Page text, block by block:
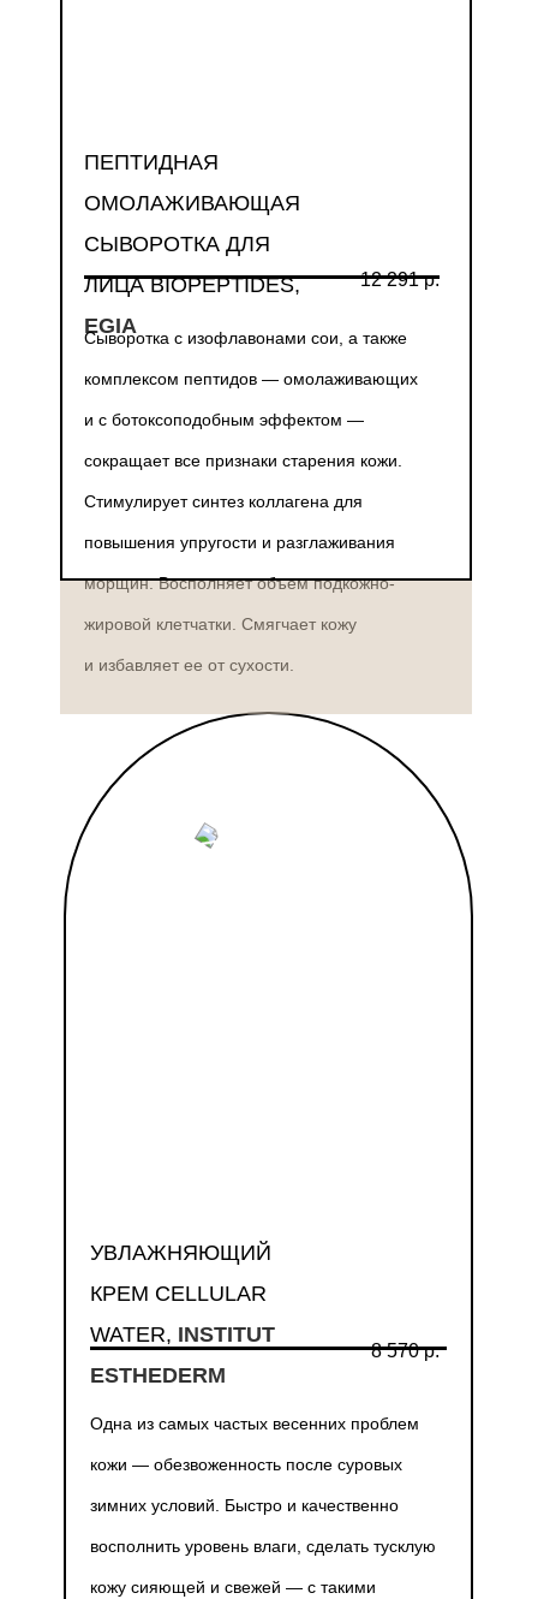
ПЕПТИДНАЯ
ОМОЛАЖИВАЮЩАЯ
СЫВОРОТКА ДЛЯ
ЛИЦА BIOPEPTIDES,
EGIA
12 291 р.
Сыворотка с изофлавонами сои, а также
комплексом пептидов — омолаживающих
и с ботоксоподобным эффектом —
сокращает все признаки старения кожи.
Стимулирует синтез коллагена для
повышения упругости и разглаживания
морщин. Восполняет объем подкожно-
жировой клетчатки. Смягчает кожу
и избавляет ее от сухости.
УВЛАЖНЯЮЩИЙ
КРЕМ CELLULAR
WATER, INSTITUT
ESTHEDERM
8 570 р.
Одна из самых частых весенних проблем
кожи — обезвоженность после суровых
зимних условий. Быстро и качественно
восполнить уровень влаги, сделать тусклую
кожу сияющей и свежей — с такими